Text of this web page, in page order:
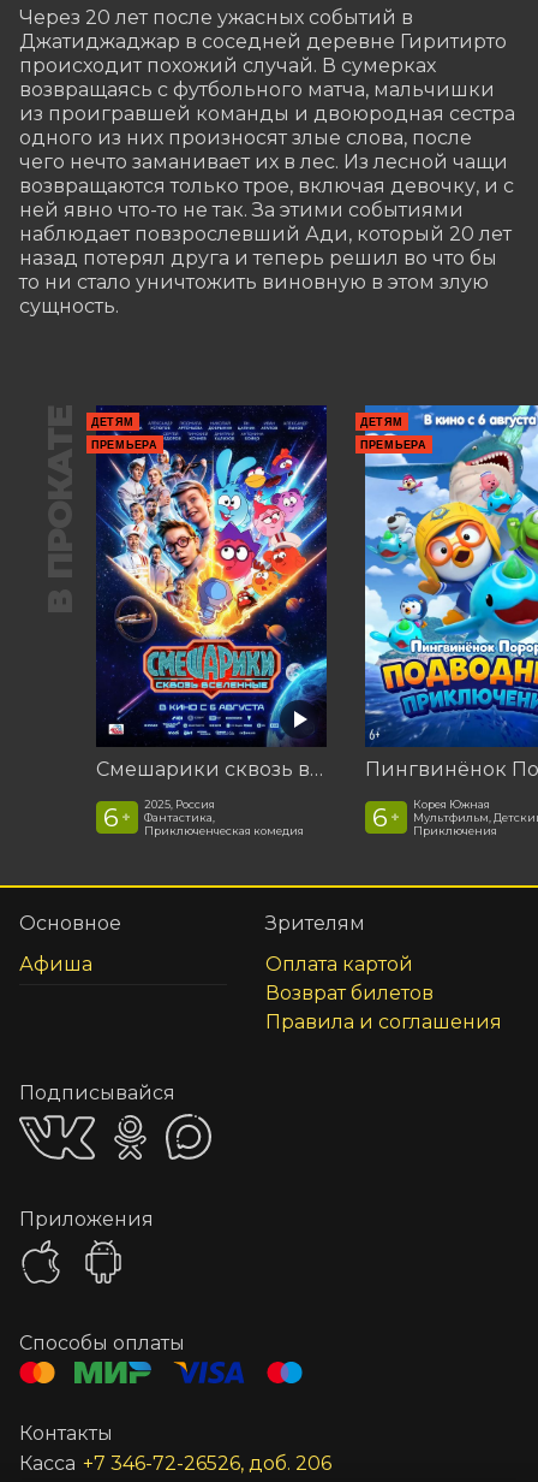
Через 20 лет после ужасных событий в
Джатиджаджар в соседней деревне Гиритирто
происходит похожий случай. В сумерках
возвращаясь с футбольного матча, мальчишки
из проигравшей команды и двоюродная сестра
одного из них произносят злые слова, после
чего нечто заманивает их в лес. Из лесной чащи
возвращаются только трое, включая девочку, и с
ней явно что-то не так. За этими событиями
наблюдает повзрослевший Ади, который 20 лет
назад потерял друга и теперь решил во что бы
то ни стало уничтожить виновную в этом злую
сущность.
В ПРОКАТЕ
ДЕТЯМ
ПРЕМЬЕРА
Смешарики сквозь вселенные
6 +
2025, Россия
Фантастика,
Приключенческая комедия
ДЕТЯМ
ПРЕМЬЕРА
6 +
Корея Южная
Мультфильм,
Приключения
Основное
Афиша
Зрителям
Оплата картой
Возврат билетов
Правила и соглашения
Подписывайся
Приложения
Способы оплаты
Контакты
Касса +7 346-72-26526, доб. 206